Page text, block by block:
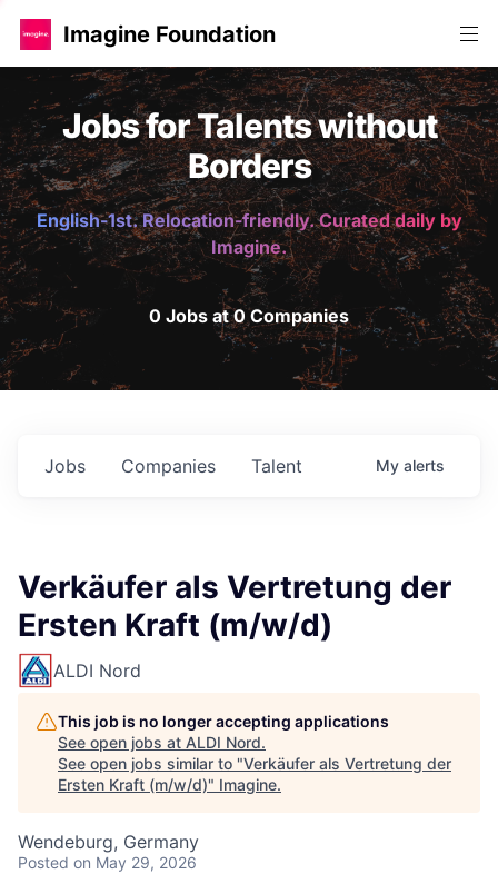
Imagine Foundation
Jobs for Talents without
Borders
English-1st. Relocation-friendly. Curated daily by
Imagine.
0 Jobs at 0 Companies
Jobs Companies Talent My alerts
Verkäufer als Vertretung der
Ersten Kraft (m/w/d)
ALDI Nord
This job is no longer accepting applications
See open jobs at ALDI Nord.
See open jobs similar to "Verkäufer als Vertretung der
Ersten Kraft (m/w/d)" Imagine.
Wendeburg, Germany
Posted on May 29, 2026